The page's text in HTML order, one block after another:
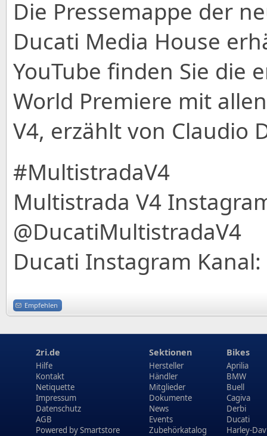
Die Pressemappe der
Ducati Media House
YouTube finden Sie die
World Premiere mit
V4, erzählt von Claudio
#MultistradaV4
Multistrada V4
@DucatiMultistradaV4
Ducati Instagram Kanal:
Empfehlen
2ri.de
Hilfe
Kontakt
Netiquette
Impressum
Datenschutz
AGB
Powered bySmartstore
Sektionen
Hersteller
Händler
Mitglieder
Dokumente
News
Events
Zubehörkatalog
Bikes
Aprilia
BMW
Buell
Cagiva
Derbi
Ducati
Harley-